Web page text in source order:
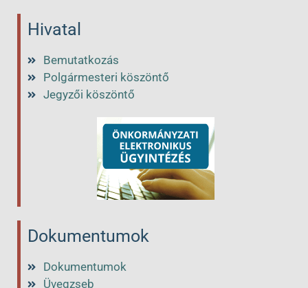
Hivatal
Bemutatkozás
Polgármesteri köszöntő
Jegyzői köszöntő
Dokumentumok
Dokumentumok
Üvegzseb